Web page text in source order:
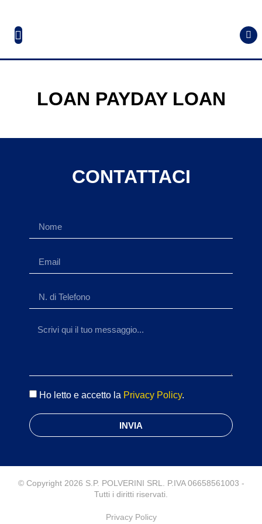
LOAN PAYDAY LOAN
CONTATTACI
Ho letto e accetto la Privacy Policy.
INVIA
© Copyright 2026 S.P. POLVERINI SRL. P.IVA 06658561003 -
Tutti i diritti riservati.
Privacy Policy